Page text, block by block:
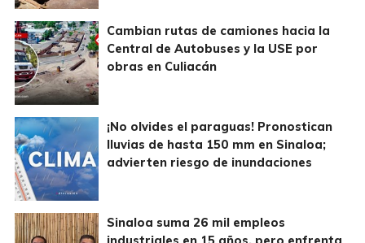
Cambian rutas de camiones hacia la
Central de Autobuses y la USE por
obras en Culiacán
¡No olvides el paraguas! Pronostican
lluvias de hasta 150 mm en Sinaloa;
advierten riesgo de inundaciones
Sinaloa suma 26 mil empleos